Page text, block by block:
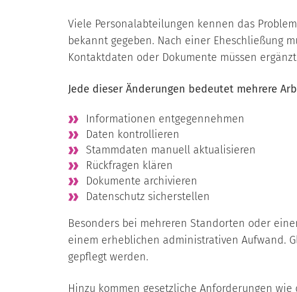
Viele Personalabteilungen kennen das
bekannt gegeben. Nach einer Eheschließung
Kontaktdaten oder Dokumente müssen
Jede dieser Änderungen bedeutet mehrere
Informationen entgegennehmen
Daten kontrollieren
Stammdaten manuell aktualisieren
Rückfragen klären
Dokumente archivieren
Datenschutz sicherstellen
Besonders bei mehreren Standorten oder
einem erheblichen administrativen Aufwand.
gepflegt werden.
Hinzu kommen gesetzliche Anforderungen